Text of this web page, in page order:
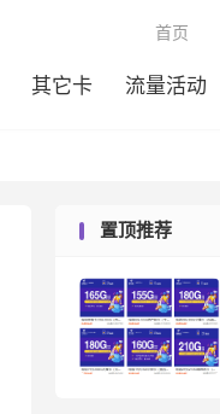
其它卡 流量活动
首页
置顶推荐